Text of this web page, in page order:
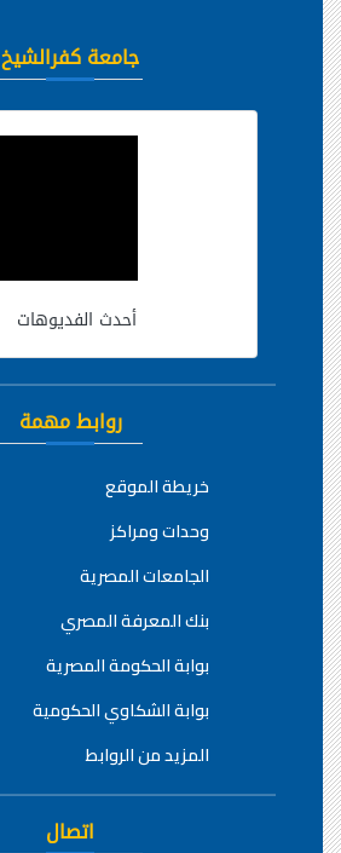
جامعة كفرالشيخ
أحدث الفديوهات
روابط مهمة
خريطة الموقع
وحدات ومراكز
الجامعات المصرية
بنك المعرفة المصري
بوابة الحكومة المصرية
بوابة الشكاوي الحكومية
المزيد من الروابط
اتصال